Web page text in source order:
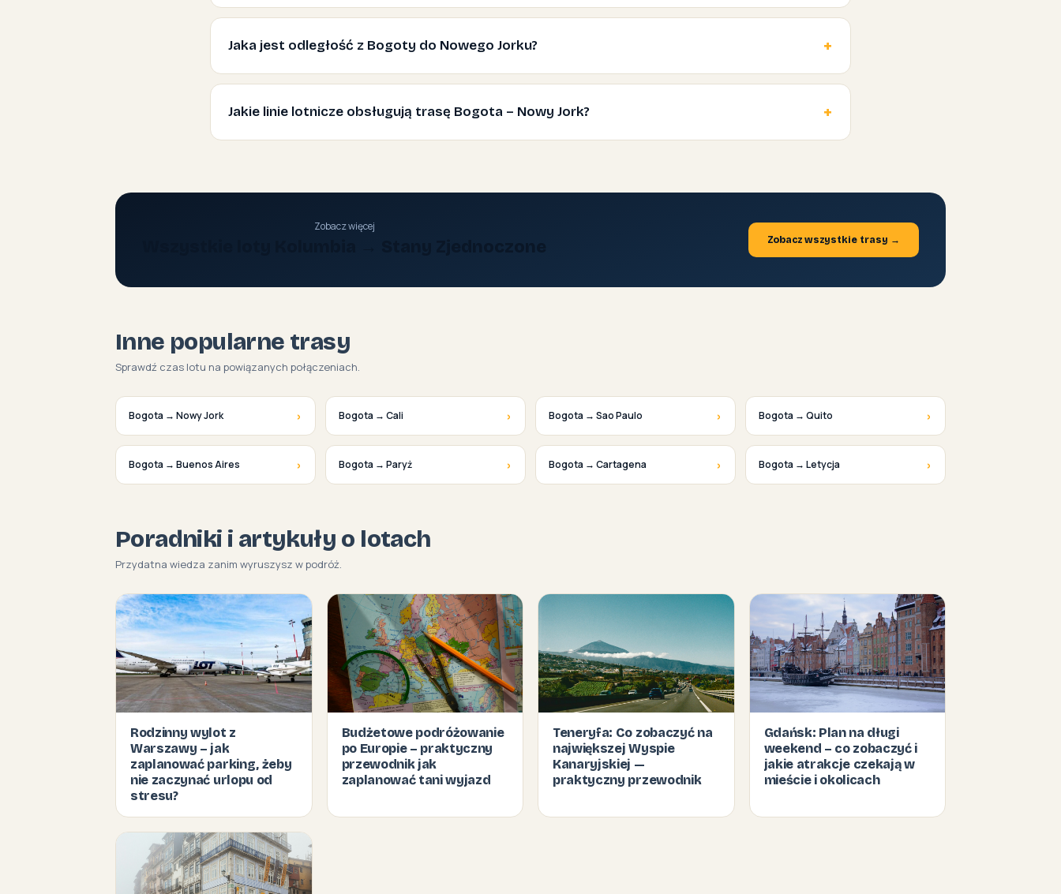
Jaka jest odległość z Bogoty do Nowego Jorku?
Jakie linie lotnicze obsługują trasę Bogota – Nowy Jork?
Zobacz więcej
Zobacz wszystkie trasy →
Inne popularne trasy
Sprawdź czas lotu na powiązanych połączeniach.
Bogota → Nowy Jork › Bogota → Cali › Bogota → Sao Paulo › Bogota → Quito ›
Bogota → Buenos Aires › Bogota → Paryż › Bogota → Cartagena › Bogota → Letycja ›
Poradniki i artykuły o lotach
Przydatna wiedza zanim wyruszysz w podróż.
Rodzinny wylot z
Warszawy – jak
zaplanować parking, żeby
nie zaczynać urlopu od
stresu?
Budżetowe podróżowanie
po Europie – praktyczny
przewodnik jak
zaplanować tani wyjazd
Teneryfa: Co zobaczyć na
największej Wyspie
Kanaryjskiej —
praktyczny przewodnik
Gdańsk: Plan na długi
weekend – co zobaczyć i
jakie atrakcje czekają w
mieście i okolicach